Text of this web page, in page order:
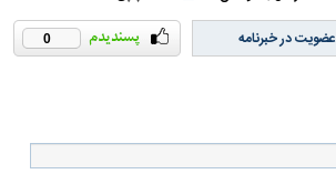
0 عضویت در خبرنامه